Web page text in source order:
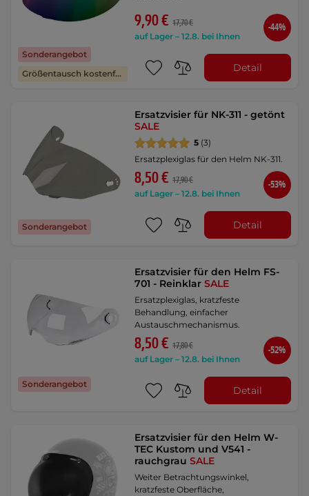
Sonderangebot
Größentausch kostenfrei
9,90 € 17,70 €
auf Lager – 12.8. bei Ihnen
-44%
Detail
Sonderangebot
Ersatzvisier für NK-311 - getönt
SALE
5 (3)
Ersatzplexiglas für den Helm NK-311.
8,50 € 17,90 €
auf Lager – 12.8. bei Ihnen
-53%
Detail
Sonderangebot
Ersatzvisier für den Helm FS-
701 - ReinklarSALE
Ersatzplexiglas, kratzfeste
Behandlung, einfacher
Austauschmechanismus.
8,50 € 17,80 €
auf Lager – 12.8. bei Ihnen
-52%
Detail
Ersatzvisier für den Helm W-
TEC Kustom und V541 -
rauchgrauSALE
Weiter Betrachtungswinkel,
kratzfeste Oberfläche,